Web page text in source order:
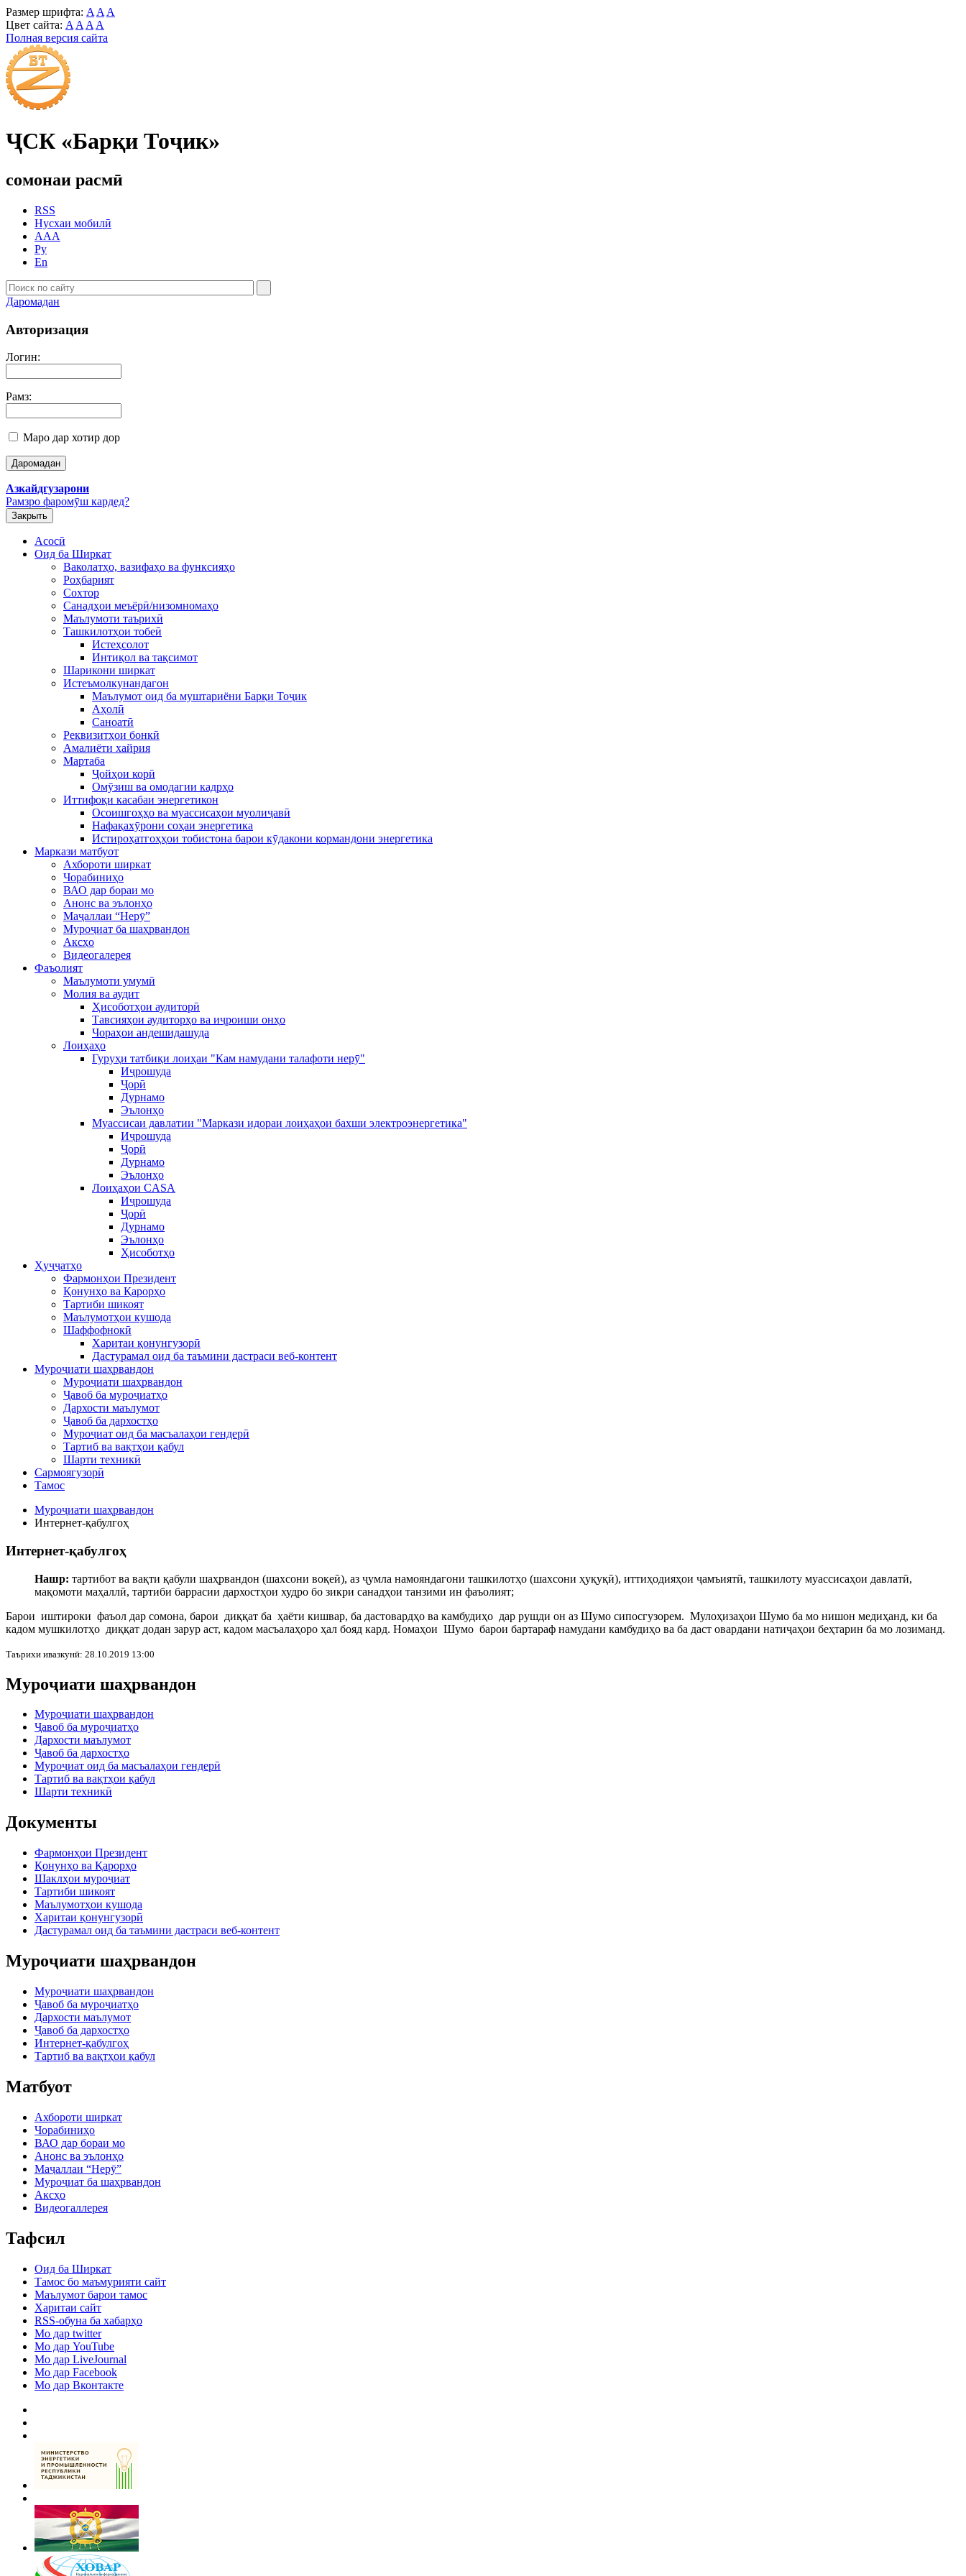
Размер шрифта: A A A
Цвет сайта: A A A A
Полная версия сайта
ҶСК «Барқи Тоҷик»
сомонаи расмӣ
RSS
Нусхаи мобилӣ
AAA
Ру
En
Даромадан
Авторизация
Логин:
Рамз:
Маро дар хотир дор
Азкайдгузарони
Рамзро фаромӯш кардед?
Закрыть
Асосӣ
Оид ба Ширкат
Ваколатҳо, вазифаҳо ва функсияҳо
Роҳбарият
Сохтор
Санадҳои меъёрӣ/низомномаҳо
Маълумоти таърихӣ
Ташкилотҳои тобеӣ
Истеҳсолот
Интиқол ва тақсимот
Шарикони ширкат
Истеъмолкунандагон
Маълумот оид ба муштариёни Барқи Тоҷик
Аҳолӣ
Саноатӣ
Реквизитҳои бонкӣ
Амалиёти хайрия
Мартаба
Ҷойҳои корӣ
Омӯзиш ва омодагии кадрҳо
Иттифоқи касабаи энергетикон
Осоишгоҳҳо ва муассисаҳои муолиҷавӣ
Нафақахӯрони соҳаи энергетика
Истироҳатгоҳҳои тобистона барои кӯдакони кормандони энергетика
Маркази матбуот
Ахбороти ширкат
Чорабиниҳо
ВАО дар бораи мо
Анонс ва эълонҳо
Маҷаллаи “Нерӯ”
Муроҷиат ба шаҳрвандон
Аксҳо
Видеогалерея
Фаъолият
Маълумоти умумӣ
Молия ва аудит
Ҳисоботҳои аудиторӣ
Тавсияҳои аудиторҳо ва иҷроиши онҳо
Чораҳои андешидашуда
Лоиҳаҳо
Гуруҳи татбиқи лоиҳаи "Кам намудани талафоти нерӯ"
Иҷрошуда
Ҷорӣ
Дурнамо
Эълонҳо
Муассисаи давлатии "Маркази идораи лоиҳаҳои бахши электроэнергетика"
Иҷрошуда
Ҷорӣ
Дурнамо
Эълонҳо
Лоиҳаҳои CASA
Иҷрошуда
Ҷорӣ
Дурнамо
Эълонҳо
Ҳисоботҳо
Ҳуҷҷатҳо
Фармонҳои Президент
Қонунҳо ва Қарорҳо
Тартиби шикоят
Маълумотҳои кушода
Шаффофнокӣ
Харитаи қонунгузорӣ
Дастурамал оид ба таъмини дастраси веб-контент
Муроҷиати шаҳрвандон
Муроҷиати шаҳрвандон
Ҷавоб ба муроҷиатҳо
Дархости маълумот
Ҷавоб ба дархостҳо
Муроҷиат оид ба масъалаҳои гендерӣ
Тартиб ва вақтҳои қабул
Шарти техникӣ
Сармоягузорӣ
Тамос
Муроҷиати шаҳрвандон
Интернет-қабулгоҳ
Интернет-қабулгоҳ
Нашр: тартибот ва вақти қабули шаҳрвандон (шахсони воқеӣ), аз ҷумла намояндагони ташкилотҳо (шахсони ҳуқуқӣ), иттиҳодияҳои ҷамъиятӣ, ташкилоту муассисаҳои давлатӣ,
мақомоти маҳаллӣ, тартиби баррасии дархостҳои худро бо зикри санадҳои танзими ин фаъолият;
Барои иштироки фаъол дар сомона, барои диққат ба ҳаёти кишвар, ба дастовардҳо ва камбудиҳо дар рушди он аз Шумо сипосгузорем. Мулоҳизаҳои Шумо ба мо нишон медиҳанд, ки ба
кадом мушкилотҳо диққат додан зарур аст, кадом масъалаҳоро ҳал бояд кард. Номаҳои Шумо барои бартараф намудани камбудиҳо ва ба даст овардани натиҷаҳои беҳтарин ба мо лозиманд.
Таърихи ивазкунӣ: 28.10.2019 13:00
Муроҷиати шаҳрвандон
Муроҷиати шаҳрвандон
Ҷавоб ба муроҷиатҳо
Дархости маълумот
Ҷавоб ба дархостҳо
Муроҷиат оид ба масъалаҳои гендерӣ
Тартиб ва вақтҳои қабул
Шарти техникӣ
Документы
Фармонҳои Президент
Қонунҳо ва Қарорҳо
Шаклҳои муроҷиат
Тартиби шикоят
Маълумотҳои кушода
Харитаи қонунгузорӣ
Дастурамал оид ба таъмини дастраси веб-контент
Муроҷиати шаҳрвандон
Муроҷиати шаҳрвандон
Ҷавоб ба муроҷиатҳо
Дархости маълумот
Ҷавоб ба дархостҳо
Интернет-қабулгоҳ
Тартиб ва вақтҳои қабул
Матбуот
Ахбороти ширкат
Чорабиниҳо
ВАО дар бораи мо
Анонс ва эълонҳо
Маҷаллаи “Нерӯ”
Муроҷиат ба шаҳрвандон
Аксҳо
Видеогаллерея
Тафсил
Оид ба Ширкат
Тамос бо маъмурияти сайт
Маълумот барои тамос
Харитаи сайт
RSS-обуна ба хабарҳо
Мо дар twitter
Мо дар YouTube
Мо дар LiveJournal
Мо дар Facebook
Мо дар Вконтакте